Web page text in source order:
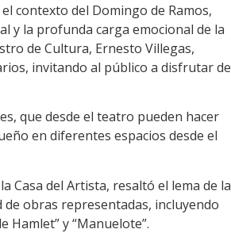
contexto del Domingo de Ramos,
y la profunda carga emocional de la
de Cultura, Ernesto Villegas,
invitando al público a disfrutar de
que desde el teatro pueden hacer
en diferentes espacios desde el
Casa del Artista, resaltó el lema de la
de obras representadas, incluyendo
Hamlet” y “Manuelote”.